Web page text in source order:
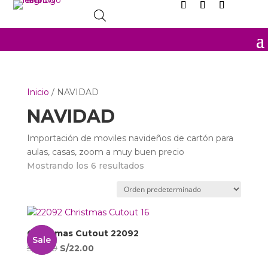
Inicio / NAVIDAD
NAVIDAD
Importación de moviles navideños de cartón para
aulas, casas, zoom a muy buen precio
Mostrando los 6 resultados
Sale
Christmas Cutout 22092
S/
31.00 El
S/22.00El